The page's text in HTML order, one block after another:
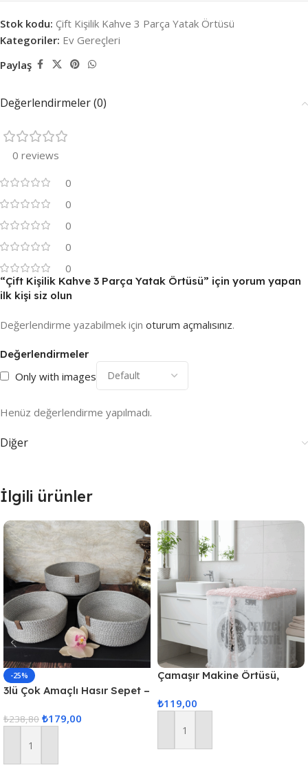
Stok kodu: Çift Kişilik Kahve 3 Parça Yatak Örtüsü
Kategoriler: Ev Gereçleri
Paylaş
Değerlendirmeler (0)
0 reviews
0
0
0
0
0
Değerlendirmeler
Only with images
Henüz değerlendirme yapılmadı.
“Çift Kişilik Kahve 3 Parça Yatak Örtüsü” için yorum yapan
ilk kişi siz olun
Değerlendirme yazabilmek için oturum açmalısınız.
Diğer
İlgili ürünler
-25%
3lü Çok Amaçlı Hasır Sepet –
₺238,80 ₺179,00
Sepete Ekle
Çamaşır Makine Örtüsü,
₺119,00
Sepete Ekle